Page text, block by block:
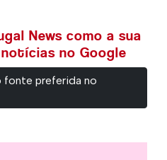
News como a sua
no Google
fonte preferida no